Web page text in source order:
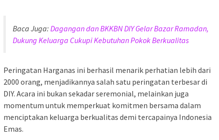
Baca Juga: Dagangan dan BKKBN DIY Gelar Bazar Ramadan,
Dukung Keluarga Cukupi Kebutuhan Pokok Berkualitas
Peringatan Harganas ini berhasil menarik perhatian lebih dari
2000 orang, menjadikannya salah satu peringatan terbesar di
DIY. Acara ini bukan sekadar seremonial, melainkan juga
momentum untuk memperkuat komitmen bersama dalam
menciptakan keluarga berkualitas demi tercapainya Indonesia
Emas.